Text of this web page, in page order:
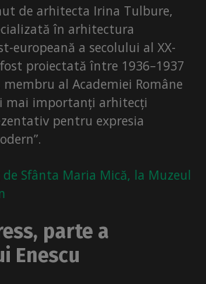
de arhitecta Irina Tulbure,
în arhitectura
europeană a secolului al XX-
proiectată între 1936–1937
al Academiei Române
mai importanți arhitecți
pentru expresia
de Sfânta Maria Mică, la Muzeul
parte a
Enescu